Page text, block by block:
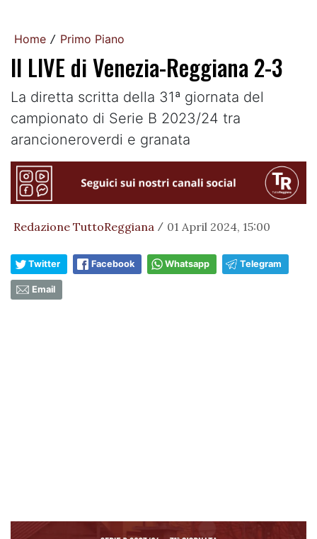
Home / Primo Piano
Il LIVE di Venezia-Reggiana 2-3
La diretta scritta della 31ª giornata del
campionato di Serie B 2023/24 tra
arancioneroverdi e granata
Redazione TuttoReggiana / 01 April 2024, 15:00
Twitter Facebook Whatsapp Telegram
Email